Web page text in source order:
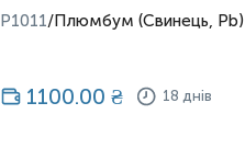
P1011/Плюмбум (Свинець, Pb)
1100.00 ₴ 18 днів